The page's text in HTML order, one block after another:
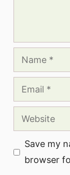
Name
Email
Website
Save my
browser